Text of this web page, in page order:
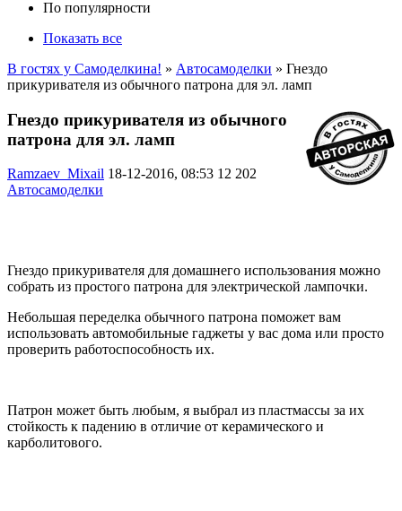
По популярности
Показать все
В гостях у Самоделкина! » Автосамоделки » Гнездо
прикуривателя из обычного патрона для эл. ламп
Гнездо прикуривателя из обычного
патрона для эл. ламп
Ramzaev_Mixail 18-12-2016, 08:53 12 202
Автосамоделки
Гнездо прикуривателя для домашнего использования можно
собрать из простого патрона для электрической лампочки.
Небольшая переделка обычного патрона поможет вам
использовать автомобильные гаджеты у вас дома или просто
проверить работоспособность их.
Патрон может быть любым, я выбрал из пластмассы за их
стойкость к падению в отличие от керамического и
карболитового.